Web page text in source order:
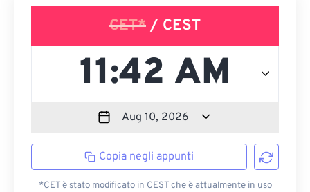
CET* / CEST
Copia negli appunti
*CET è stato modificato in CEST che è attualmente in uso